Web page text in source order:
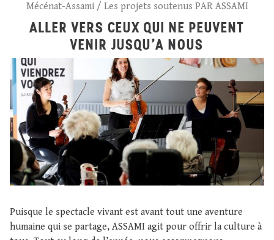
Mécénat-Assami / Les projets soutenus PAR ASSAMI
ALLER VERS CEUX QUI NE PEUVENT
VENIR JUSQU’A NOUS
Puisque le spectacle vivant est avant tout une aventure
humaine qui se partage, ASSAMI agit pour offrir la culture à